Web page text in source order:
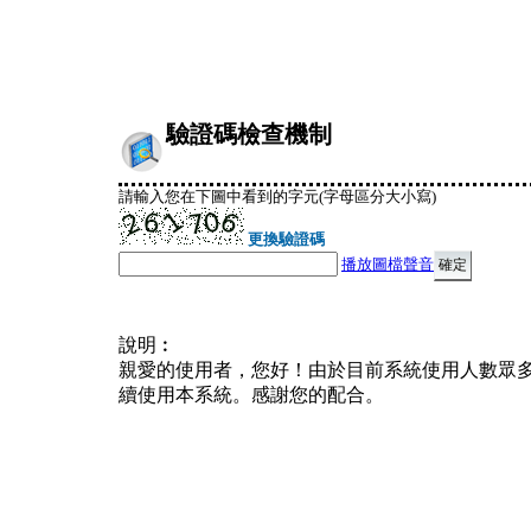
驗證碼檢查機制
請輸入您在下圖中看到的字元(字母區分大小寫)
更換驗證碼
播放圖檔聲音
說明︰
親愛的使用者，您好！由於目前系統使用人數眾
續使用本系統。感謝您的配合。